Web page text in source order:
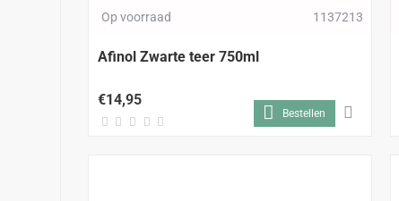
Op voorraad 1137213
Afinol Zwarte teer 750ml
€14,95
Bestellen